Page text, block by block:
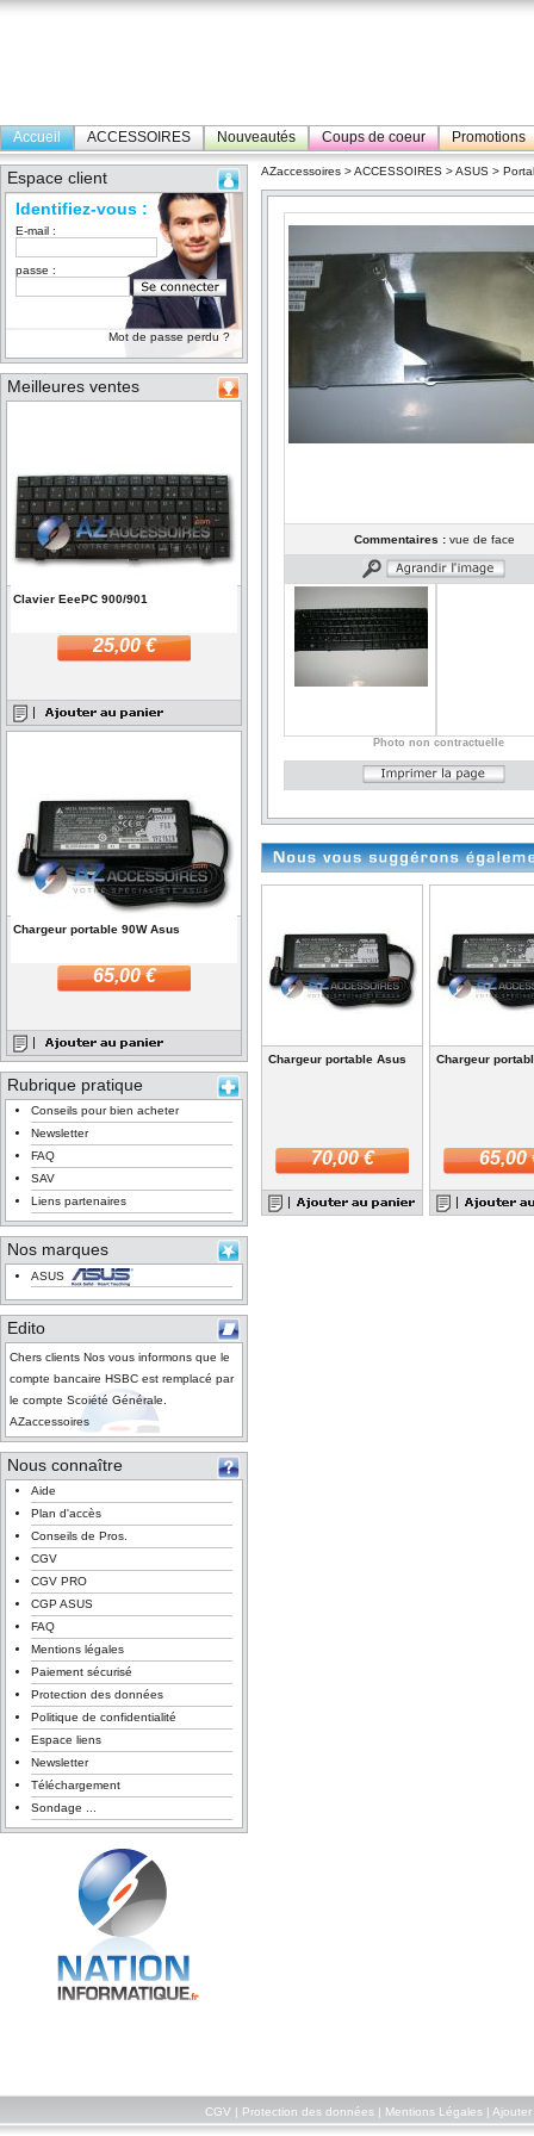
Accueil ACCESSOIRES Nouveautés Coups de coeur Promotions
Espace client
Identifiez-vous :
E-mail :
passe :
Mot de passe perdu ?
Meilleures ventes
Clavier EeePC 900/901
25,00 €
Chargeur portable 90W Asus
65,00 €
Rubrique pratique
Conseils pour bien acheter
Newsletter
FAQ
SAV
Liens partenaires
Nos marques
ASUS
Edito
Chers clients Nos vous informons que le
compte bancaire HSBC est remplacé par
le compte Scoiété Générale.
AZaccessoires
Nous connaître
Aide
Plan d'accès
Conseils de Pros.
CGV
CGV PRO
CGP ASUS
FAQ
Mentions légales
Paiement sécurisé
Protection des données
Politique de confidentialité
Espace liens
Newsletter
Téléchargement
Sondage ...
AZaccessoires >ACCESSOIRES >ASUS >
Commentaires :vue de face
Photo non contractuelle
Chargeur portable Asus
70,00 €
Chargeur
65,00
CGV Protection des données| Mentions Légales| Ajouter